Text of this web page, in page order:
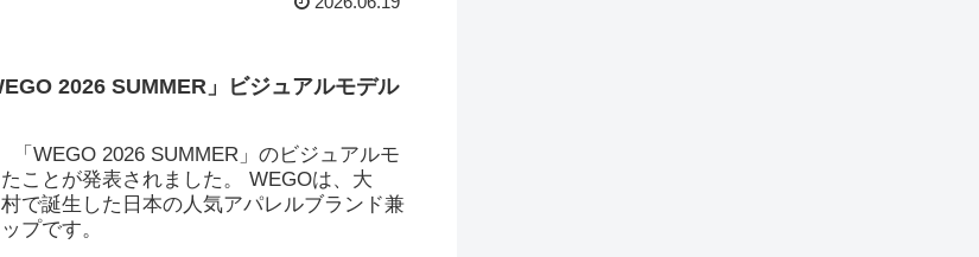
2026 SUMMER」ビジュアルモデル
「WEGO 2026 SUMMER」のビジュアルモ
ことが発表されました。 WEGOは、大
で誕生した日本の人気アパレルブランド兼
プです。